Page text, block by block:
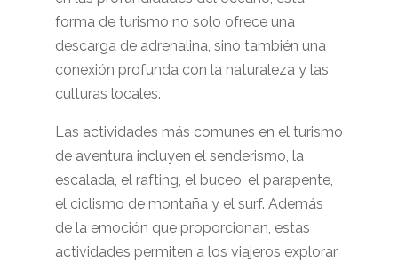
forma de turismo no solo ofrece una
descarga de adrenalina, sino también una
conexión profunda con la naturaleza y las
culturas locales.
Las actividades más comunes en el turismo
de aventura incluyen el senderismo, la
escalada, el rafting, el buceo, el parapente,
el ciclismo de montaña y el surf. Además
de la emoción que proporcionan, estas
actividades permiten a los viajeros explorar